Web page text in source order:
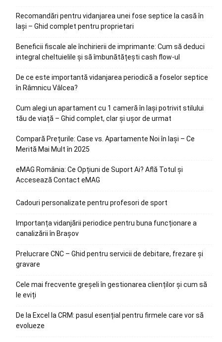
Recomandări pentru vidanjarea unei fose septice la casă în
Iași – Ghid complet pentru proprietari
Beneficii fiscale ale închirierii de imprimante: Cum să deduci
integral cheltuielile și să îmbunătățești cash flow-ul
De ce este importantă vidanjarea periodică a foselor septice
în Râmnicu Vâlcea?
Cum alegi un apartament cu 1 cameră în Iași potrivit stilului
tău de viață – Ghid complet, clar și ușor de urmat
Compară Prețurile: Case vs. Apartamente Noi în Iași – Ce
Merită Mai Mult în 2025
eMAG România: Ce Opțiuni de Suport Ai? Află Totul și
Accesează Contact eMAG
Cadouri personalizate pentru profesori de sport
Importanța vidanjării periodice pentru buna funcționare a
canalizării în Brașov
Prelucrare CNC – Ghid pentru servicii de debitare, frezare și
gravare
Cele mai frecvente greșeli în gestionarea clienților și cum să
le eviți
De la Excel la CRM: pasul esențial pentru firmele care vor să
evolueze